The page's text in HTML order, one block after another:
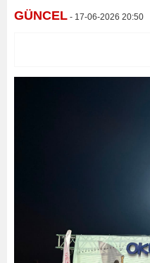
GÜNCEL - 17-06-2026 20:50